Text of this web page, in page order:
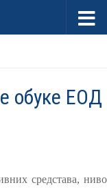
обуке ЕОД
средстава, ниво